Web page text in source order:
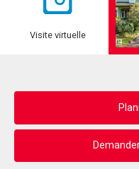
Visite virtuelle